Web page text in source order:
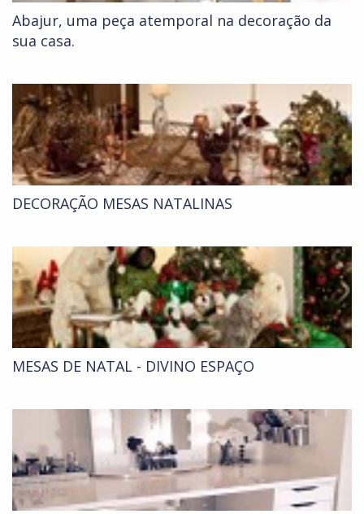
Abajur, uma peça atemporal na decoração da
sua casa.
DECORAÇÃO MESAS NATALINAS
MESAS DE NATAL - DIVINO ESPAÇO